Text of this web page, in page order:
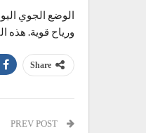
الوضع الجوي
ورياح قوية. هذه
Share